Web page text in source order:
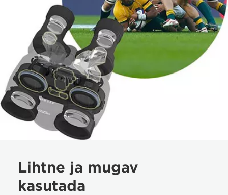
Lihtne ja mugav
kasutada